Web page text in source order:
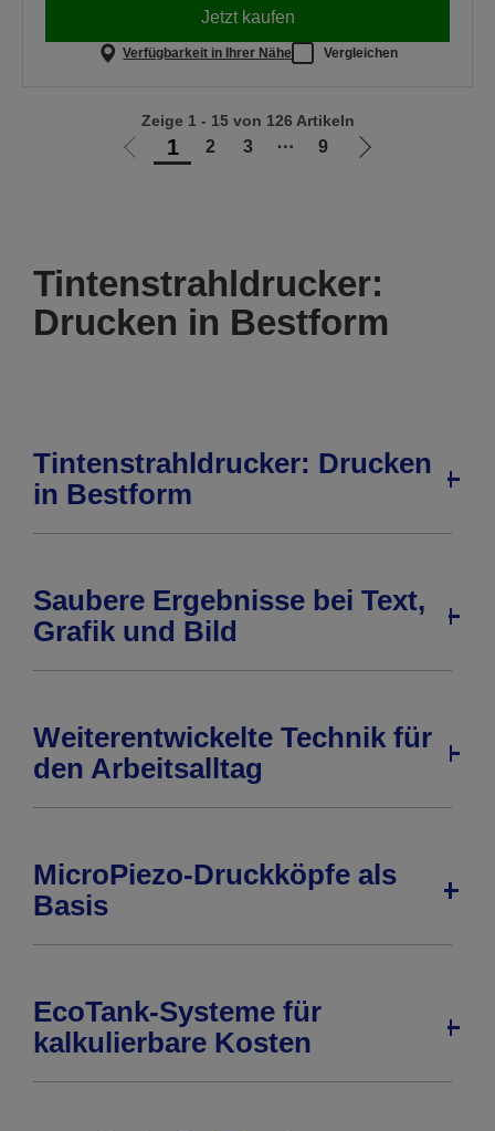
Jetzt kaufen
Verfügbarkeit in Ihrer Nähe Vergleichen
Zur
1 2 3 ⋯ 9
Zur
Zeige 1 - 15 von 126 Artikeln
Tintenstrahldrucker:
Drucken in Bestform
Tintenstrahldrucker: Drucken
in Bestform
Saubere Ergebnisse bei Text,
Grafik und Bild
Weiterentwickelte Technik für
den Arbeitsalltag
MicroPiezo-Druckköpfe als
Basis
EcoTank-Systeme für
kalkulierbare Kosten